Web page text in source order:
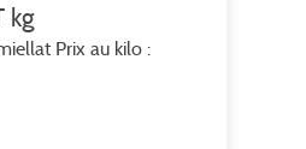
kg
Prix au kilo :